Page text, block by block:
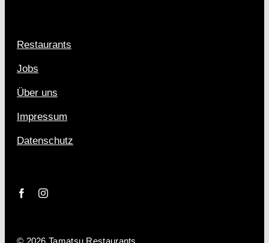
Restaurants
Jobs
Über uns
Impressum
Datenschutz
© 2026 Tamatsu Restaurants